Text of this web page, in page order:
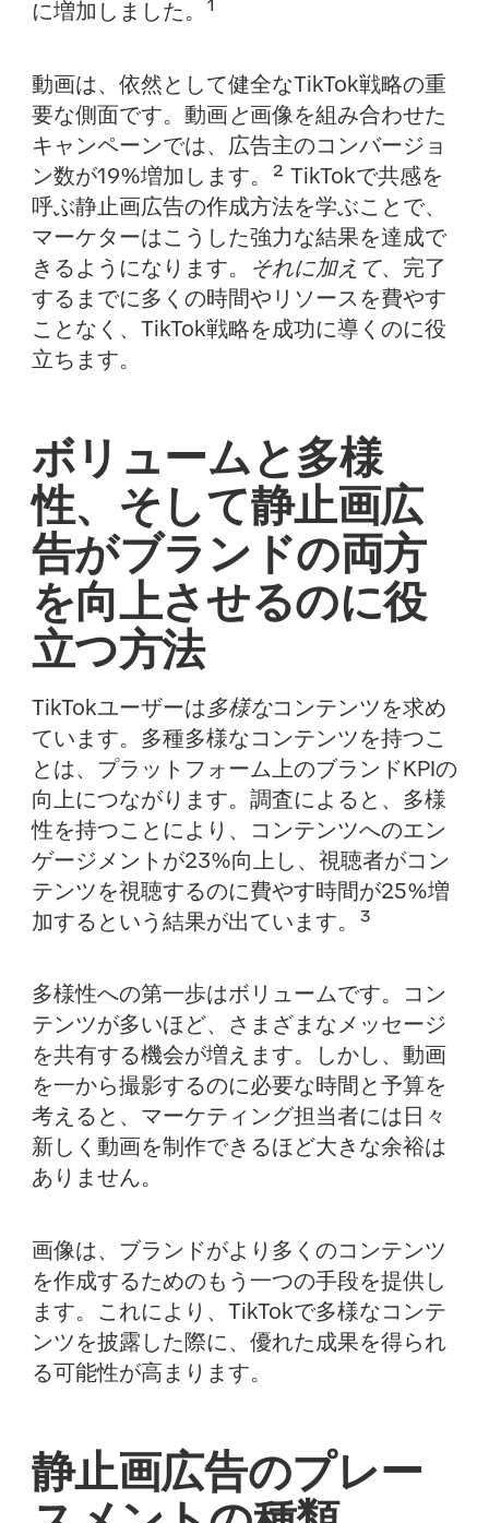
に増加しました。¹
動画は、依然として健全なTikTok戦略の重
要な側面です。動画と画像を組み合わせた
キャンペーンでは、広告主のコンバージョ
ン数が19%増加します。² TikTokで共感を
呼ぶ静止画広告の作成方法を学ぶことで、
マーケターはこうした強力な結果を達成で
きるようになります。
それに加えて、完了
するまでに多くの時間やリソースを費やす
ことなく、TikTok戦略を成功に導くのに役
立ちます。
ボリュームと多様
性、そして静止画広
告がブランドの両方
を向上させるのに役
立つ方法
TikTokユーザーは 多様なコンテンツを求め
ています。多種多様なコンテンツを持つこ
とは、プラットフォーム上のブランドKPIの
向上につながります。調査によると、多様
性を持つことにより、コンテンツへのエン
ゲージメントが23%向上し、視聴者がコン
テンツを視聴するのに費やす時間が25%増
加するという結果が出ています。³
多様性への第一歩はボリュームです。コン
テンツが多いほど、さまざまなメッセージ
を共有する機会が増えます。しかし、動画
を一から撮影するのに必要な時間と予算を
考えると、マーケティング担当者には日々
新しく動画を制作できるほど大きな余裕は
ありません。
画像は、ブランドがより多くのコンテンツ
を作成するためのもう一つの手段を提供し
ます。これにより、TikTokで多様なコンテ
ンツを披露した際に、優れた成果を得られ
る可能性が高まります。
静止画広告のプレー